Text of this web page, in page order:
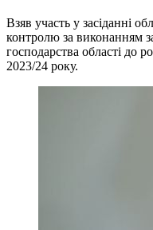
Взяв участь у засіданні
контролю за виконанням
господарства області до
2023/24 року.